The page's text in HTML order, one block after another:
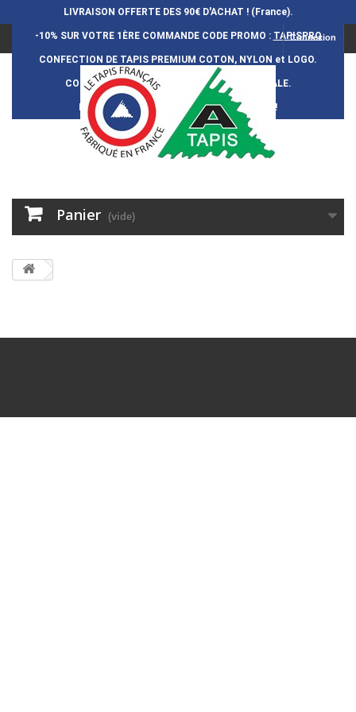
LIVRAISON OFFERTE DES 90€ D'ACHAT ! (France).
-10% SUR VOTRE 1ÈRE COMMANDECODE PROMO : TAPISPRO
CONFECTION DE TAPIS PREMIUM COTON, NYLON et LOGO.
CONFECTION FRANÇ AISE et 100% ARTISANALE.
DURÉE DE VIE DES TAPIS : 5 ANS ENVIRON !
Connexion
Panier (vide)